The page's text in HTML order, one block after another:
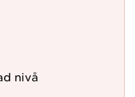
nivå